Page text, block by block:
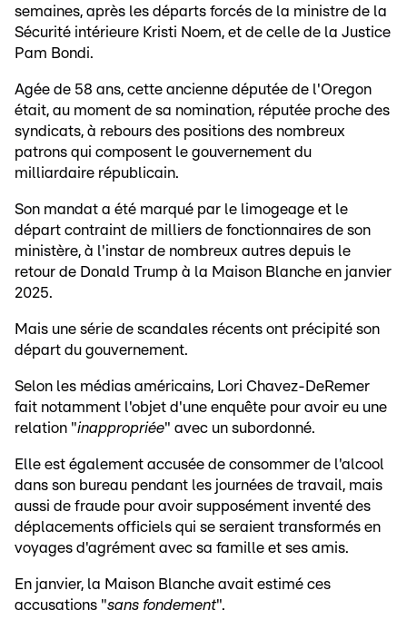
semaines, après les départs forcés de la ministre de la
Sécurité intérieure Kristi Noem, et de celle de la Justice
Pam Bondi.
Agée de 58 ans, cette ancienne députée de l'Oregon
était, au moment de sa nomination, réputée proche des
syndicats, à rebours des positions des nombreux
patrons qui composent le gouvernement du
milliardaire républicain.
Son mandat a été marqué par le limogeage et le
départ contraint de milliers de fonctionnaires de son
ministère, à l'instar de nombreux autres depuis le
retour de Donald Trump à la Maison Blanche en janvier
2025.
Mais une série de scandales récents ont précipité son
départ du gouvernement.
Selon les médias américains, Lori Chavez-DeRemer
fait notamment l'objet d'une enquête pour avoir eu une
relation "inappropriée" avec un subordonné.
Elle est également accusée de consommer de l'alcool
dans son bureau pendant les journées de travail, mais
aussi de fraude pour avoir supposément inventé des
déplacements officiels qui se seraient transformés en
voyages d'agrément avec sa famille et ses amis.
En janvier, la Maison Blanche avait estimé ces
accusations "sans fondement".